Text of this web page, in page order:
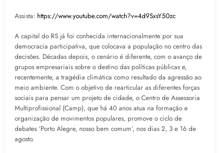
Assista: https://www.youtube.com/watch?v=4d9SxsY50zc
A capital do RS já foi conhecida internacionalmente por sua
democracia participativa, que colocava a população no centro das
decisões. Décadas depois, o cenário é diferente, com o avanço de
grupos empresariais sobre o destino das políticas públicas e,
recentemente, a tragédia climática como resultado da agressão ao
meio ambiente. Com o objetivo de rearticular as diferentes forças
sociais para pensar um projeto de cidade, o Centro de Assessoria
Multiprofissional (Camp), que há 40 anos atua na formação e
organização de movimentos populares, promove o ciclo de
debates ‘Porto Alegre, nosso bem comum’, nos dias 2, 3 e 16 de
agosto.